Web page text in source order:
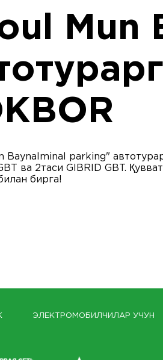
Mun
Baynalminal parking"
ва 2таси GIBRID GBT.
бирга!
ЭЛЕКТРОМОБИЛЧИЛАР УЧУН